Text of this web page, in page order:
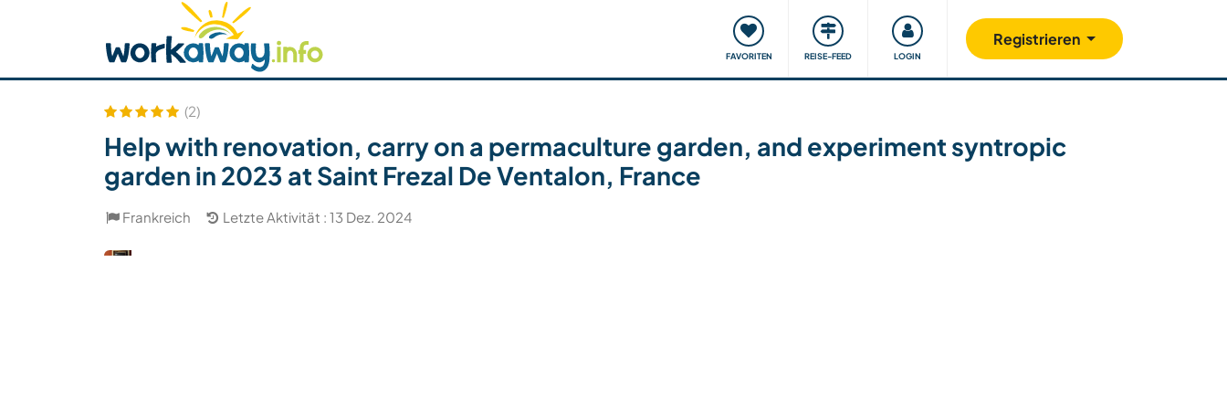
FAVORITEN REISE-FEED LOGIN
Registrieren
Host finden Reisepartner finden Reisen & Lernen Unsere Community Gutes tun
Sicherheit
(2)
Help with renovation, carry on a permaculture garden, and experiment syntropic
garden in 2023 at Saint Frezal De Ventalon, France
Frankreich Letzte Aktivität : 13 Dez. 2024